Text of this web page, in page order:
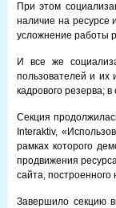
При этом
наличие на ресурсе
усложнение работы
И все же
пользователей и их
кадрового резерва;
Секция
Interaktiv,
рамках которого
продвижения
сайта, построенного
Завершило секцию